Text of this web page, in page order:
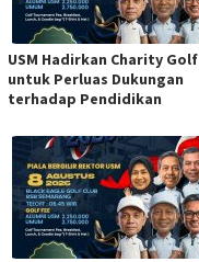
USM Hadirkan Charity Golf
untuk Perluas Dukungan
terhadap Pendidikan